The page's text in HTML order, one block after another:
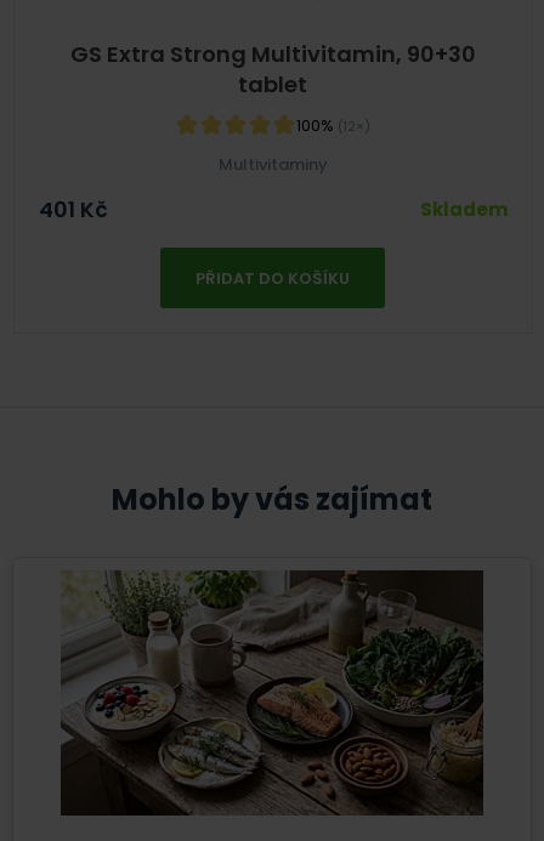
GS Extra Strong Multivitamin, 90+30
tablet
100% (12×)
Multivitaminy
401 Kč Skladem
PŘIDAT DO KOŠÍKU
Mohlo by vás zajímat